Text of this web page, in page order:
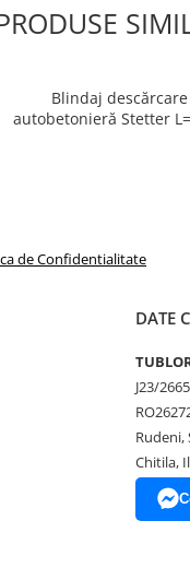
Blindaj descărcare
autobetonieră Stetter
de Confidentialitate
DATE
J23/
Rudeni,
Chitila,